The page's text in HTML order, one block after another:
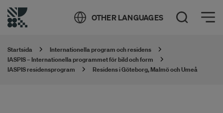
OTHER LANGUAGES Öppna sök
Öppna meny
Startsida
Internationella program och residens
IASPIS – Internationella programmet för bild och form
IASPIS residensprogram
Residens i Göteborg, Malmö och Umeå